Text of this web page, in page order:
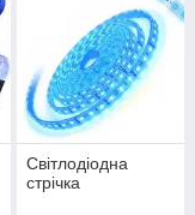
Світлодіодна
стрічка